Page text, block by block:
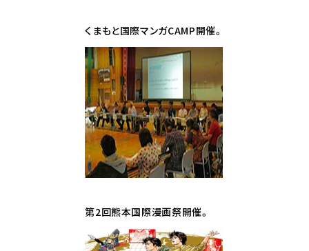
くまもと国際マンガCAMP開催。
第2回熊本国際漫画祭開催。